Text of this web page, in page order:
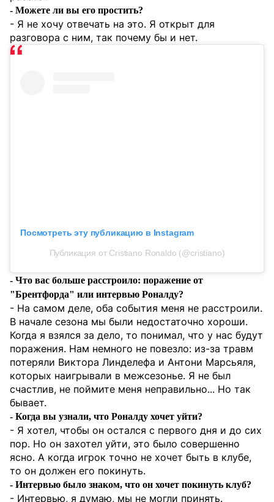
- Можете ли вы его простить?
- Я не хочу отвечать на это. Я открыт для
разговора с ним, так почему бы и нет.
Посмотреть эту публикацию в Instagram
Публикация от Cristiano Ronaldo (@cristiano)
- Что вас больше расстроило: поражение от
"Брентфорда" или интервью Роналду?
- На самом деле, оба события меня не расстроили.
В начале сезона мы были недостаточно хороши.
Когда я взялся за дело, то понимал, что у нас будут
поражения. Нам немного не повезло: из-за травм
потеряли Виктора Линделефа и Антони Марсьяля,
которых наигрывали в межсезонье. Я не был
счастлив, не поймите меня неправильно... Но так
бывает.
- Когда вы узнали, что Роналду хочет уйти?
- Я хотел, чтобы он остался с первого дня и до сих
пор. Но он захотел уйти, это было совершенно
ясно. А когда игрок точно не хочет быть в клубе,
то он должен его покинуть.
- Интервью было знаком, что он хочет покинуть клуб?
- Интервью, я думаю, мы не могли принять.